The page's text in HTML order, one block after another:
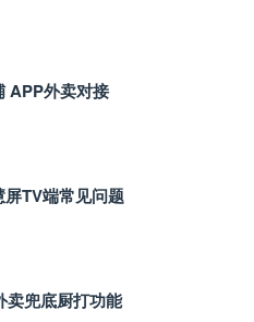
APP外卖对接
TV端常见问题
卖兜底厨打功能